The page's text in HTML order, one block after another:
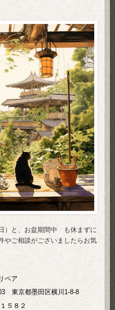
）と、お盆期間中 も休まずに
やご相談がございましたらお気
ア
都墨田区横川1-8-8
５８２